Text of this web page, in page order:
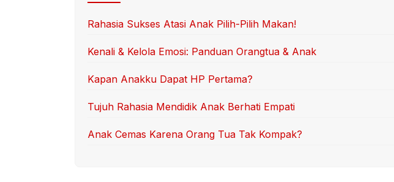
Rahasia Sukses Atasi Anak Pilih-Pilih Makan!
Kenali & Kelola Emosi: Panduan Orangtua & Anak
Kapan Anakku Dapat HP Pertama?
Tujuh Rahasia Mendidik Anak Berhati Empati
Anak Cemas Karena Orang Tua Tak Kompak?